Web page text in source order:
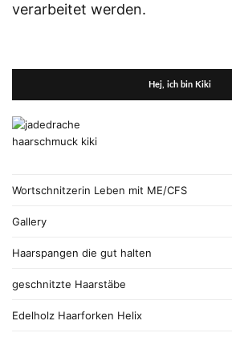
verarbeitet werden.
Hej, ich bin Kiki
Wortschnitzerin Leben mit ME/CFS
Gallery
Haarspangen die gut halten
geschnitzte Haarstäbe
Edelholz Haarforken Helix